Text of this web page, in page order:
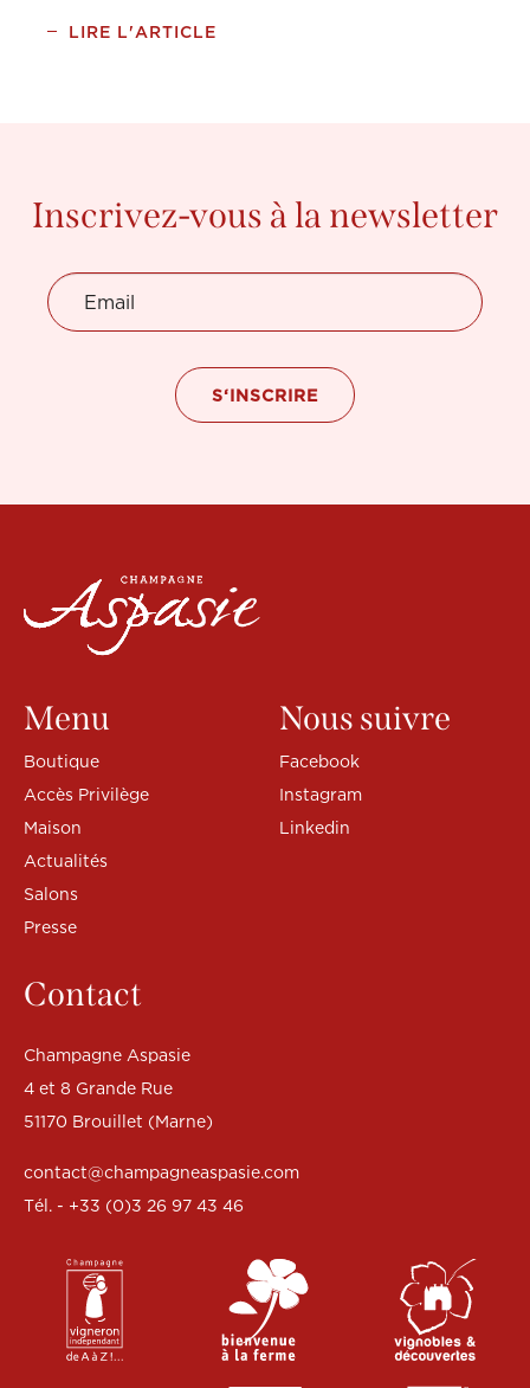
LIRE L'ARTICLE
Inscrivez-vous à la newsletter
Menu
Boutique
Accès Privilège
Maison
Actualités
Salons
Presse
Nous suivre
Facebook
Instagram
Linkedin
Contact
Champagne Aspasie
4 et 8 Grande Rue
51170 Brouillet (Marne)
contact@champagneaspasie.com
Tél. - +33 (0)3 26 97 43 46